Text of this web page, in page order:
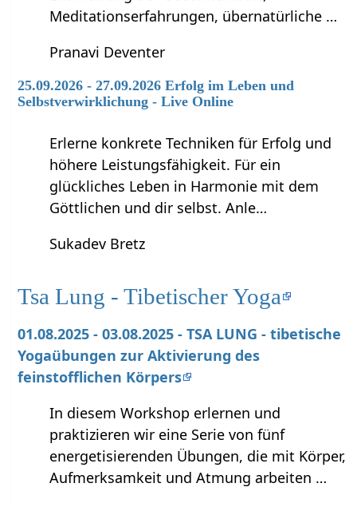
Meditationserfahrungen, übernatürliche …
Pranavi Deventer
25.09.2026 - 27.09.2026 Erfolg im Leben und
Selbstverwirklichung - Live Online
Erlerne konkrete Techniken für Erfolg und
höhere Leistungsfähigkeit. Für ein
glückliches Leben in Harmonie mit dem
Göttlichen und dir selbst. Anle…
Sukadev Bretz
Tsa Lung - Tibetischer Yoga
01.08.2025 - 03.08.2025 - TSA LUNG - tibetische
Yogaübungen zur Aktivierung des
feinstofflichen Körpers
In diesem Workshop erlernen und
praktizieren wir eine Serie von fünf
energetisierenden Übungen, die mit Körper,
Aufmerksamkeit und Atmung arbeiten …